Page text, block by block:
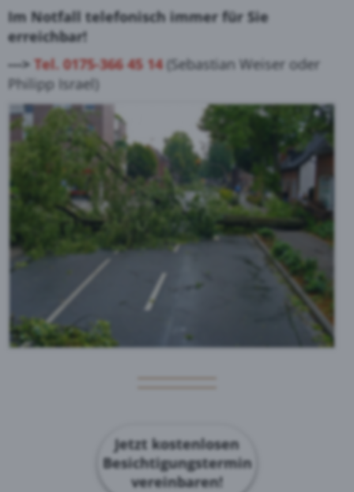
Im Notfall telefonisch immer für Sie
erreichbar!
---> Tel. 0175-366 45 14(Sebastian Weiser oder
Philipp Israel)
Jetzt kostenlosen
Besichtigungstermin
vereinbaren!